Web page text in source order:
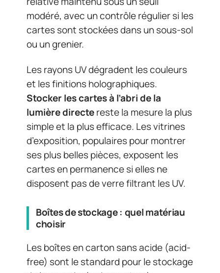
modéré, avec un contrôle régulier si les
cartes sont stockées dans un sous-sol
ou un grenier.
Les rayons UV dégradent les couleurs
et les finitions holographiques.
Stocker les cartes à l’abri de la
lumière directereste la mesure la plus
simple et la plus efficace. Les vitrines
d’exposition, populaires pour montrer
ses plus belles pièces, exposent les
cartes en permanence si elles ne
disposent pas de verre filtrant les UV.
Boîtes de stockage : quel matériau
choisir
Les boîtes en carton sans acide (acid-
free) sont le standard pour le stockage